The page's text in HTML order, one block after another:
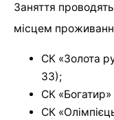
Заняття
місцем
СК «Золота
33);
СК
СК